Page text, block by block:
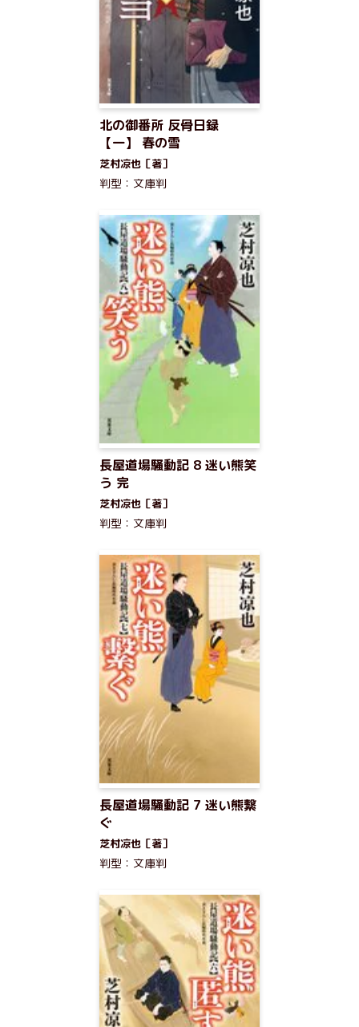
北の御番所 反骨日録
【一】 春の雪
芝村凉也［著］
判型：文庫判
長屋道場騒動記 8 迷い熊笑
う 完
芝村凉也［著］
判型：文庫判
長屋道場騒動記 7 迷い熊繋
ぐ
芝村凉也［著］
判型：文庫判